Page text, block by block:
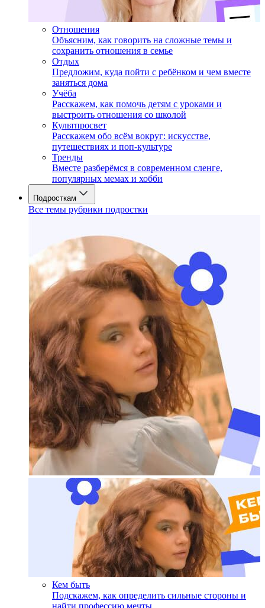
Отношения
Объясним, как говорить на сложные темы и
сохранить отношения в семье
Отдых
Предложим, куда пойти с ребёнком и чем вместе
заняться дома
Учёба
Расскажем, как помочь детям с уроками и
выстроить отношения со школой
Культпросвет
Расскажем обо всём вокруг: искусстве,
путешествиях и поп-культуре
Тренды
Вместе разберёмся в современном сленге,
популярных мемах и хобби
Подросткам
Все темы рубрики подростки
Кем быть
Подскажем, как определить сильные стороны и
найти профессию мечты